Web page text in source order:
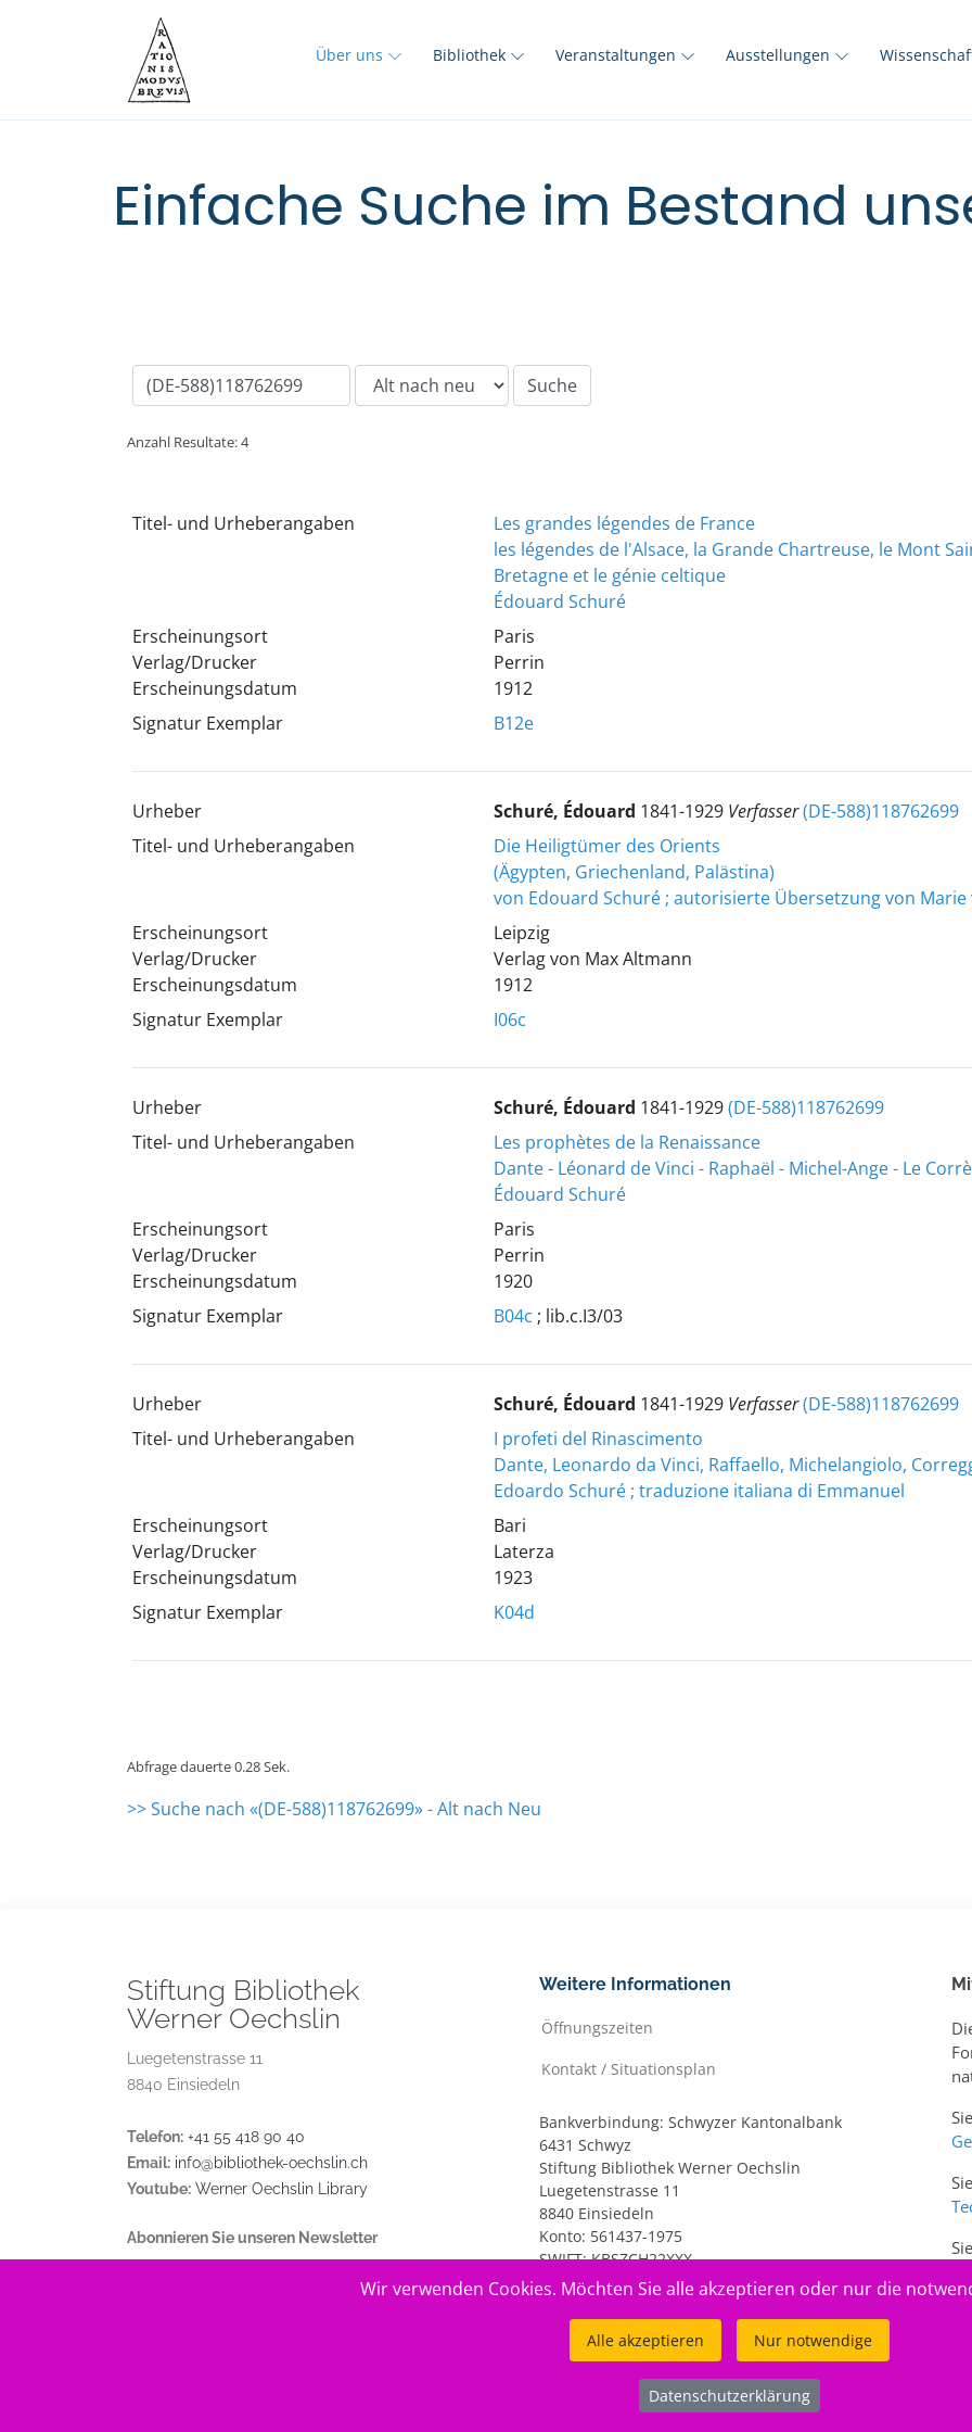
Über uns Bibliothek Veranstaltungen Ausstellungen
Einfache Suche im Bestand
Anzahl Resultate: 4
Titel- und Urheberangaben
Les grandes légendes de France
les légendes de l'Alsace, la Grande Chartreuse, le Mont
Bretagne et le génie celtique
Édouard Schuré
Erscheinungsort
Verlag/Drucker
Erscheinungsdatum
Paris
Perrin
1912
Signatur Exemplar
B12e
Urheber Schuré, Édouard 1841-1929 Verfasser(DE-588)118762699
Titel- und Urheberangaben
Die Heiligtümer des Orients
(Ägypten, Griechenland, Palästina)
von Edouard Schuré ; autorisierte Übersetzung von Marie
Erscheinungsort
Verlag/Drucker
Erscheinungsdatum
Leipzig
Verlag von Max Altmann
1912
Signatur Exemplar
I06c
Urheber Schuré, Édouard 1841-1929(DE-588)118762699
Titel- und Urheberangaben
Les prophètes de la Renaissance
Dante - Léonard de Vinci - Raphaël - Michel-Ange - Le
Édouard Schuré
Erscheinungsort
Verlag/Drucker
Erscheinungsdatum
Paris
Perrin
1920
Signatur Exemplar
B04c ; lib.c.I3/03
Urheber Schuré, Édouard 1841-1929 Verfasser(DE-588)118762699
Titel- und Urheberangaben
I profeti del Rinascimento
Dante, Leonardo da Vinci, Raffaello, Michelangiolo,
Edoardo Schuré ; traduzione italiana di Emmanuel
Erscheinungsort
Verlag/Drucker
Erscheinungsdatum
Bari
Laterza
1923
Signatur Exemplar
K04d
Abfrage dauerte 0.28 Sek.
>> Suche nach «(DE-588)118762699» - Alt nach Neu
Stiftung Bibliothek
Werner Oechslin
Luegetenstrasse 11
8840 Einsiedeln
Telefon: +41 55 418 90 40
Email: info@bibliothek-oechslin.ch
Youtube: Werner Oechslin Library
Abonnieren Sie unseren Newsletter
Weitere Informationen
Öffnungszeiten
Kontakt / Situationsplan
Bankverbindung: Schwyzer Kantonalbank
6431 Schwyz
Stiftung Bibliothek Werner Oechslin
Luegetenstrasse 11
8840 Einsiedeln
Konto: 561437-1975
SWIFT: KBSZCH22XXX
IBAN: CH20 0077 7005 6143 7197 5
Wir verwenden Cookies. Möchten Sie alle akzeptieren oder nur die
Alle akzeptieren Nur notwendige
Datenschutzerklärung